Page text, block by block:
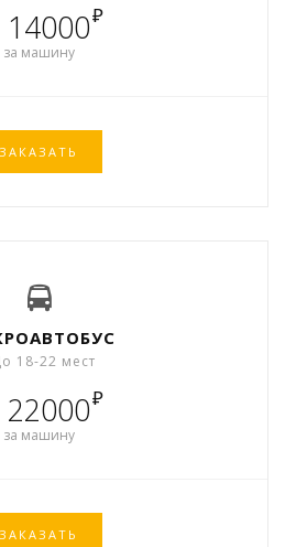
14000₽
за машину
ЗАКАЗАТЬ
18-22 мест
22000₽
за машину
ЗАКАЗАТЬ